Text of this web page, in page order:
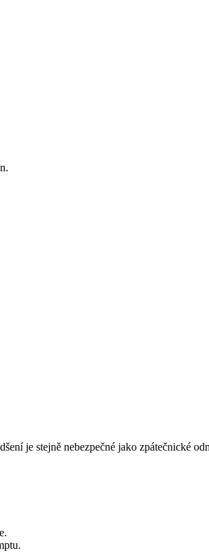
je stejně nebezpečné jako zpátečnické